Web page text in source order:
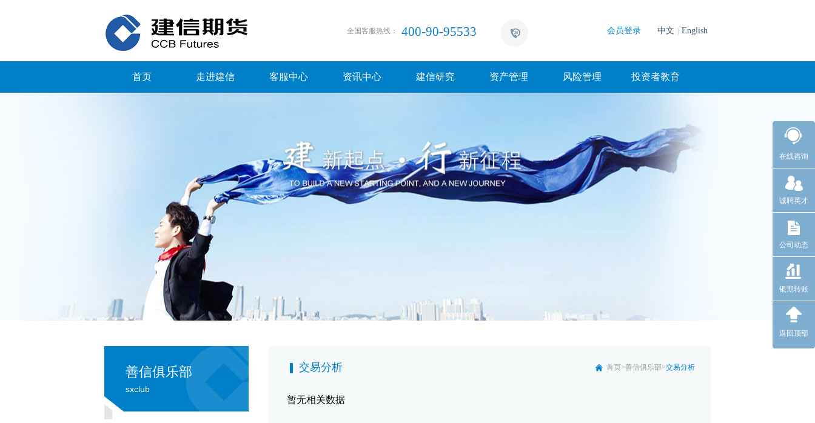
在线咨询
诚聘英才
公司动态
银期转账
返回顶部
会员登录
全国客服热线： 400-90-95533 中文 English
首页 走进建信 客服中心 资讯中心 建信研究 资产管理 风险管理 投资者教育
善信俱乐部
sxclub
交易分析 首页>善信俱乐部>交易分析
暂无相关数据